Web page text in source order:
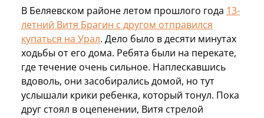
В Беляевском районе летом прошлого года 13-
летний Витя Брагин с другом отправился
купаться на Урал. Дело было в десяти минутах
ходьбы от его дома. Ребята были на перекате,
где течение очень сильное. Наплескавшись
вдоволь, они засобирались домой, но тут
услышали крики ребенка, который тонул. Пока
друг стоял в оцепенении, Витя стрелой